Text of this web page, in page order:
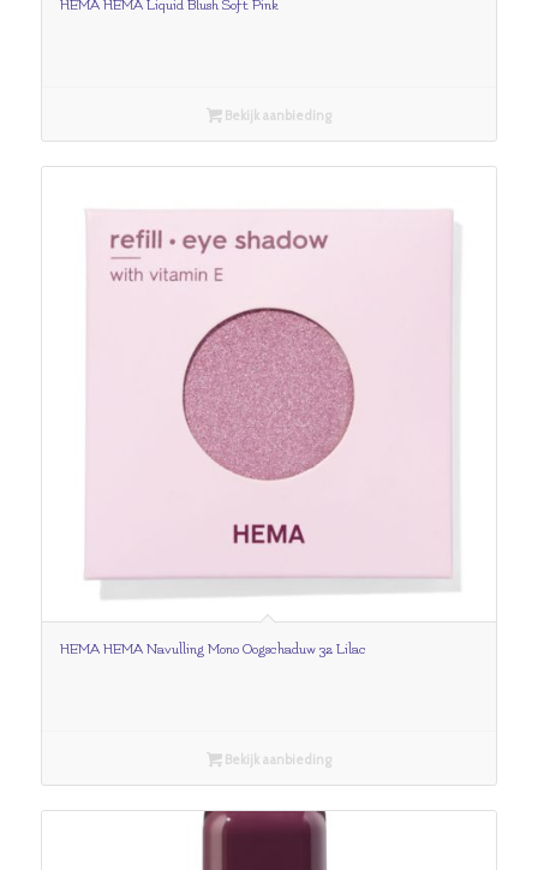
HEMA HEMA Liquid Blush Soft Pink
Bekijk aanbieding
HEMA HEMA Navulling Mono Oogschaduw 32 Lilac
Bekijk aanbieding